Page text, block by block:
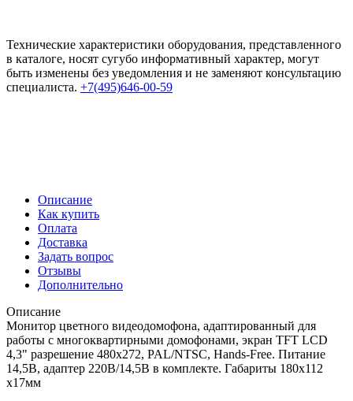
Технические характеристики оборудования, представленного
в каталоге, носят сугубо информативный характер, могут
быть изменены без уведомления и не заменяют консультацию
специалиста. +7(495)646-00-59
Описание
Как купить
Оплата
Доставка
Задать вопрос
Отзывы
Дополнительно
Описание
Монитор цветного видеодомофона, адаптированный для
работы с многоквартирными домофонами, экран TFT LCD
4,3" разрешение 480x272, PAL/NTSC, Hands-Free. Питание
14,5В, адаптер 220В/14,5В в комплекте. Габариты 180х112
х17мм